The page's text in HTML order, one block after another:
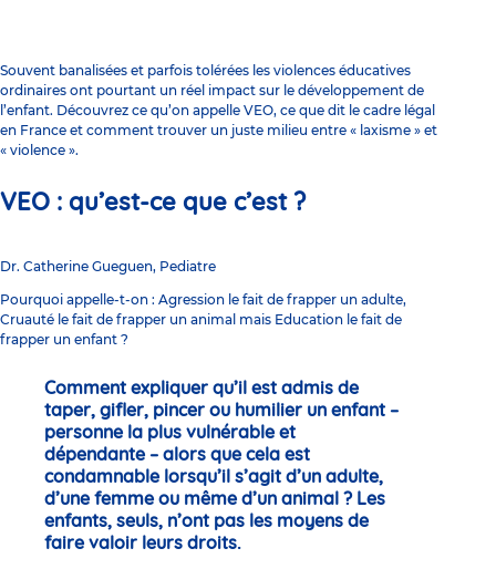
Souvent banalisées et parfois tolérées les violences éducatives
ordinaires ont pourtant un réel impact sur le développement de
l’enfant. Découvrez ce qu’on appelle VEO, ce que dit le cadre légal
en France et comment trouver un juste milieu entre « laxisme » et
« violence ».
VEO : qu’est-ce que c’est ?
Dr. Catherine Gueguen, Pediatre
Pourquoi appelle-t-on : Agression le fait de frapper un adulte,
Cruauté le fait de frapper un animal mais Education le fait de
frapper un enfant ?
Comment expliquer qu’il est admis de
taper, gifler, pincer ou humilier un enfant –
personne la plus vulnérable et
dépendante – alors que cela est
condamnable lorsqu’il s’agit d’un adulte,
d’une femme ou même d’un animal ? Les
enfants, seuls, n’ont pas les moyens de
faire valoir leurs droits.